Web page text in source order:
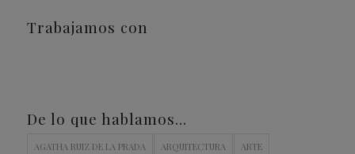
Trabajamos con
De lo que hablamos…
AGATHA RUIZ DE LA PRADA ARQUITECTURA ARTE